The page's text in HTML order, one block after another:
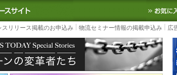
国内最大の物流ニュースサイト3PL, SCMなど国内外の最
リリース掲載のお申込み 物流セミナー情報の掲載申込み 広